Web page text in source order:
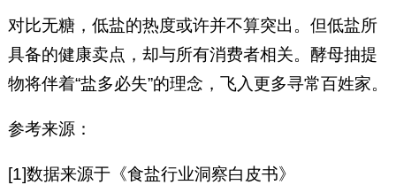
对比无糖，低盐的热度或许并不算突出。但低盐所
具备的健康卖点，却与所有消费者相关。酵母抽提
物将伴着“盐多必失”的理念，飞入更多寻常百姓家。
参考来源：
[1]数据来源于《食盐行业洞察白皮书》